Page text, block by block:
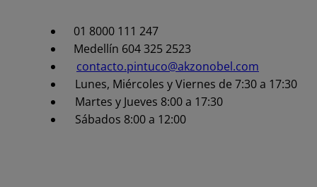
01 8000 111 247
Medellín 604 325 2523
contacto.pintuco@akzonobel.com
Lunes, Miércoles y Viernes de 7:30 a 17:30
Martes y Jueves 8:00 a 17:30
Sábados 8:00 a 12:00